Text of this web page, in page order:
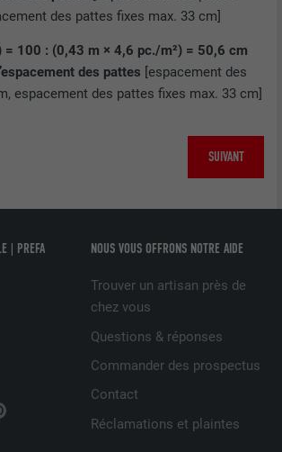
des pattes fixes max. 33 cm]
= 100 : (0,43 m × 4,6 pc./m²) = 50,6 cm
des pattes [espacement des
espacement des pattes fixes max. 33 cm]
SUIVANT
| PREFA NOUS VOUS OFFRONS NOTRE AIDE
Trouver un artisan près de
chez vous
Questions & réponses
Commander des prospectus
Contact
Réclamations et plaintes
services intégrés
LinkedIn
attribut SameSite est disponible pour
une série de produits publicitaires, par